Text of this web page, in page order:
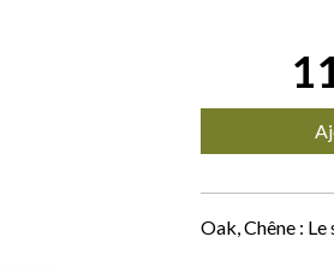
Oak, Chêne :